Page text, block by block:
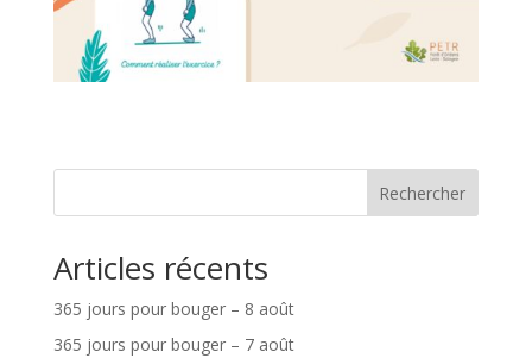
Rechercher
Articles récents
365 jours pour bouger – 8 août
365 jours pour bouger – 7 août